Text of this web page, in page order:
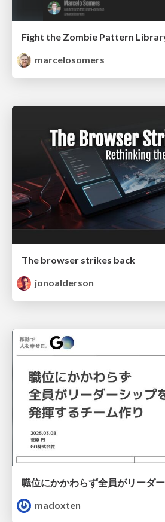
marcelosomers
The browser strikes back
jonoalderson
madoxten